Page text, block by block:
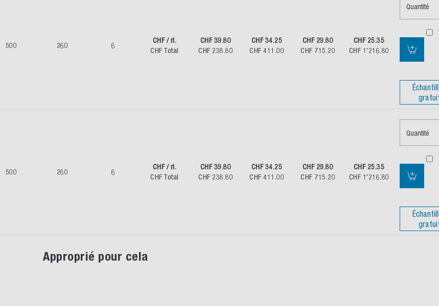
500 260 6
CHF / rl.
CHF Total
CHF 39.80
CHF 238.80
CHF 34.25
CHF 411.00
CHF 29.80
CHF 715.20
CHF 25.35
CHF 1'216.80
Quantité
500 260 6
CHF / rl.
CHF Total
CHF 39.80
CHF 238.80
CHF 34.25
CHF 411.00
CHF 29.80
CHF 715.20
CHF 25.35
CHF 1'216.80
Quantité
Approprié pour cela